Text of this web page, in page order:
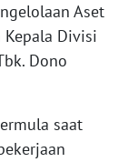
Aset
Kepala Divisi
Dono
saat